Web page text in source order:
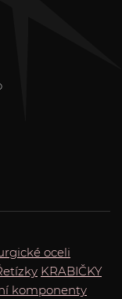
oceli
KRABIČKY
komponenty